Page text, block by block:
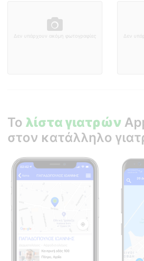
Δεν υπάρχουν ακόμη φωτογραφίες Δεν
Το λίστα γιατρών
στον κατάλληλο